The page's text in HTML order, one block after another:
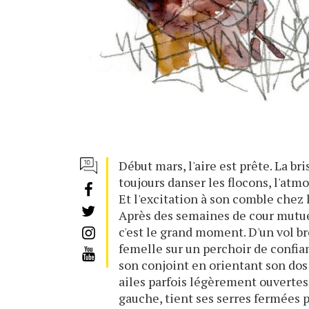
Début mars, l'aire est prête. La
toujours danser les flocons,
Et l'excitation à son comble chez
Après des semaines de cour
c'est le grand moment. D'un vol
femelle sur un perchoir de
son conjoint en orientant son
ailes parfois légèrement
gauche, tient ses serres fermées